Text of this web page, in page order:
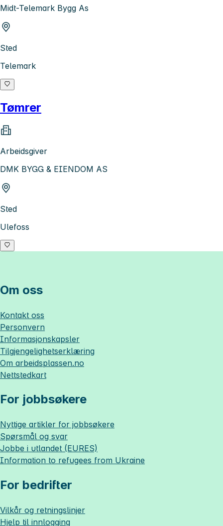
Midt-Telemark Bygg As
Sted
Telemark
Tømrer
Arbeidsgiver
DMK BYGG & EIENDOM AS
Sted
Ulefoss
Om oss
Kontakt oss
Personvern
Informasjonskapsler
Tilgjengelighetserklæring
Om arbeidsplassen.no
Nettstedkart
For jobbsøkere
Nyttige artikler for jobbsøkere
Spørsmål og svar
Jobbe i utlandet (EURES)
Information to refugees from Ukraine
For bedrifter
Vilkår og retningslinjer
Hjelp til innlogging